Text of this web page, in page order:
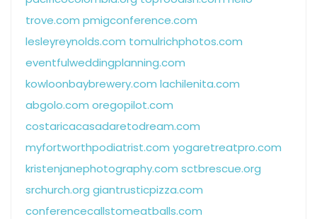
trove.com pmigconference.com
lesleyreynolds.com tomulrichphotos.com
eventfulweddingplanning.com
kowloonbaybrewery.com lachilenita.com
abgolo.com oregopilot.com
costaricacasadaretodream.com
myfortworthpodiatrist.com yogaretreatpro.com
kristenjanephotography.com sctbrescue.org
srchurch.org giantrusticpizza.com
conferencecallstomeatballs.com